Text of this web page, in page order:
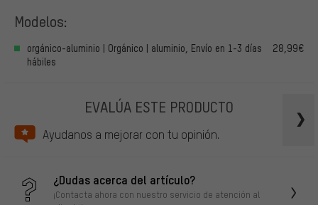
Modelos:
orgánico-aluminio | Orgánico | aluminio, Envío en 1-3 días
hábiles
28,99€
EVALÚA ESTE PRODUCTO
Ayudanos a mejorar con tu opinión.
¿Dudas acerca del artículo?
¡Contacta ahora con nuestro servicio de atención al